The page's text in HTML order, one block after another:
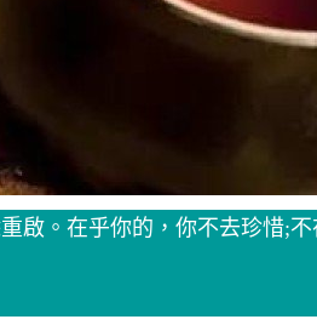
啟。在乎你的，你不去珍惜;